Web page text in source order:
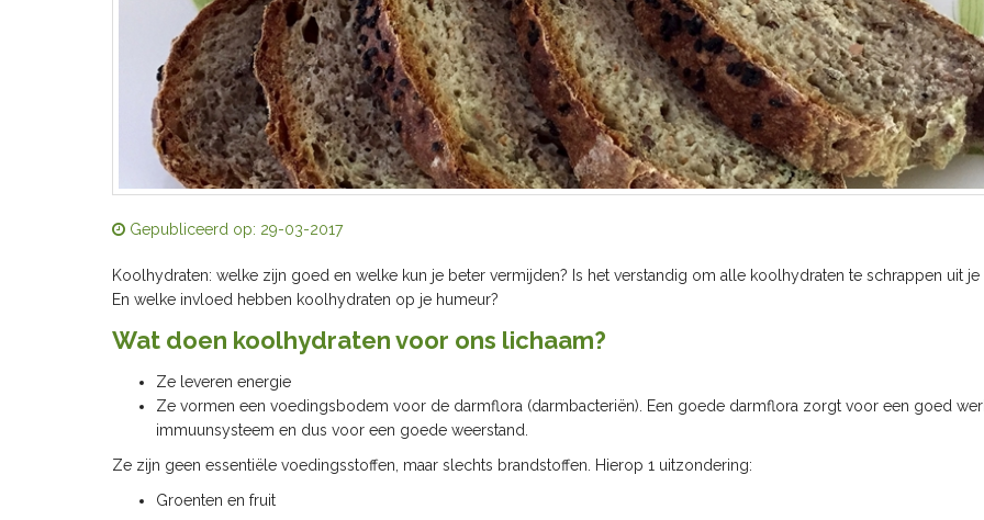
Gepubliceerd op: 29-03-2017
Koolhydraten: welke zijn goed en welke kun je beter vermijden? Is het verstandig om alle koolhydraten te schrappen uit je
En welke invloed hebben koolhydraten op je humeur?
Wat doen koolhydraten voor ons lichaam?
Ze leveren energie
Ze vormen een voedingsbodem voor de darmflora (darmbacteriën). Een goede darmflora zorgt voor een goed
immuunsysteem en dus voor een goede weerstand.
Ze zijn geen essentiële voedingsstoffen, maar slechts brandstoffen. Hierop 1 uitzondering:
Groenten en fruit